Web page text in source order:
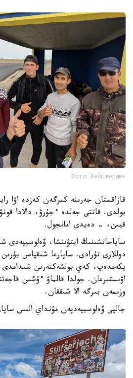
Фото: Кейіпкерден
قازاقستان جەرىنە كىرگەن كەزدە اۋا
بولدى. قاتتى جەلدە ءجۇرۋ، دالادا
قيىن، - دەيدى امانجول.
دوللارى تۇرادى. ساپارعا شىقپاس
يكەمدەپ، كەي بولشەكتەرىن
اۋىستىرعان. جولدا قالماۋ ءۇشىن
وزىمەن بىرگە الا شىققان.
جالپى ۆەلوسيپەدپەن مۇنداي الىس